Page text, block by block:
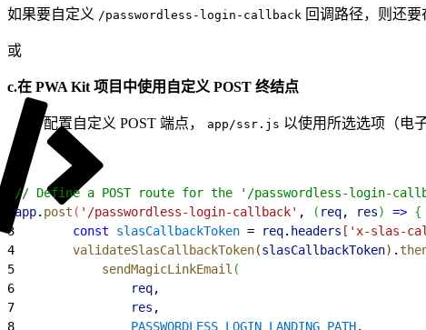
如果要自定义 /passwordless-login-callback 回调路径，则还要
或
c.在 PWA Kit 项目中使用自定义 POST 终结点
配置自定义 POST 端点， app/ssr.js 以使用所选选项（电
// Define a POST route for the '/passwordless-login-
app. post ( '/passwordless-login-callback' , ( req, res) => {
3
        const
slasCallbackToken = req. headers [ 'x-slas-
4
        validateSlasCallbackToken
(slasCallbackToken) .
5
            sendMagicLinkEmail
(
6
                req
,
7
                res
,
8
                PASSWORDLESS_LOGIN_LANDING_PATH
,